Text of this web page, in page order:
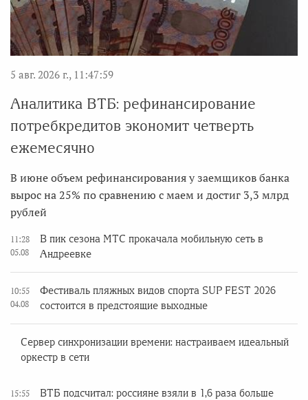
5 авг. 2026 г., 11:47:59
Аналитика ВТБ: рефинансирование
потребкредитов экономит четверть
ежемесячно
В июне объем рефинансирования у заемщиков банка
вырос на 25% по сравнению с маем и достиг 3,3 млрд
рублей
11:28
05.08
В пик сезона МТС прокачала мобильную сеть в
Андреевке
10:55
04.08
Фестиваль пляжных видов спорта SUP FEST 2026
состоится в предстоящие выходные
Сервер синхронизации времени: настраиваем идеальный
оркестр в сети
15:55
ВТБ подсчитал: россияне взяли в 1,6 раза больше